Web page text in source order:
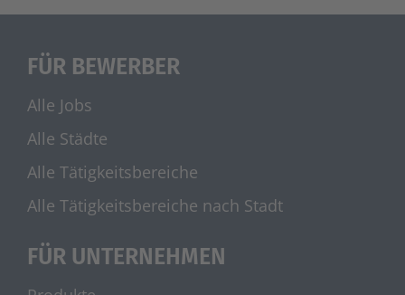
FÜR BEWERBER
Alle Jobs
Alle Städte
Alle Tätigkeitsbereiche
Alle Tätigkeitsbereiche nach Stadt
FÜR UNTERNEHMEN